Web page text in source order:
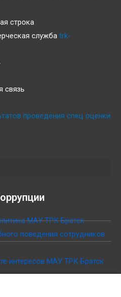
строка
служба trk-
связь
проведения спец оценки
МАУ ТРК Братск
поведения сотрудников
интересов МАУ ТРК Братск